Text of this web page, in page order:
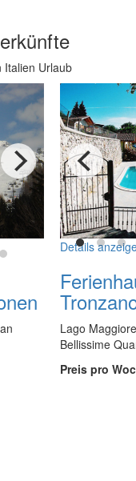
Italien Urlaub
Details
Lago
Bellissime
Preis pro